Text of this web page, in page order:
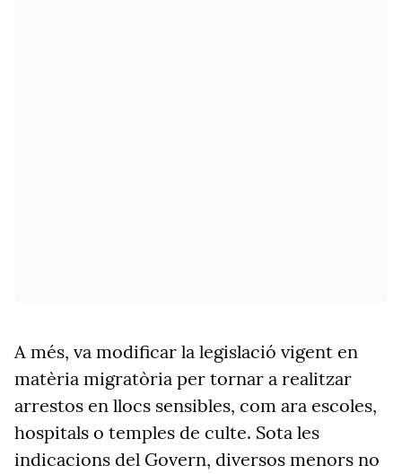
A més, va modificar la legislació vigent en
matèria migratòria per tornar a realitzar
arrestos en llocs sensibles, com ara escoles,
hospitals o temples de culte. Sota les
indicacions del Govern, diversos menors no